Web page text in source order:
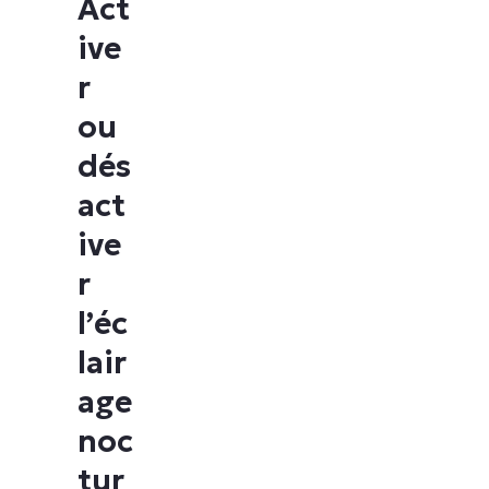
Act
ive
r
ou
dés
act
ive
r
l’éc
lair
age
noc
tur
les correctifs, le MDM, la gestion des tickets et